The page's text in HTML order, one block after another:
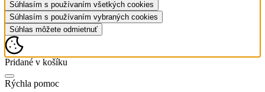
Súhlasím s používaním všetkých cookies
Súhlasím s používaním vybraných cookies
Súhlas môžete odmietnuť
Pridané v košíku
Rýchla pomoc